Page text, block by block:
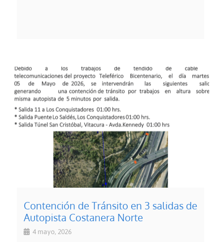
Contención de Tránsito en 3 salidas de
Autopista Costanera Norte
4 mayo, 2026